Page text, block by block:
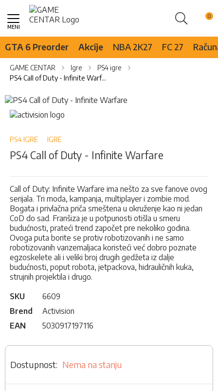
Pretraži
Skip
Content
GTA 6 Preorder Akcije NBA 2K27 FC 27
GAME CENTAR Igre
PS4 igre
PS4 Call of Duty - Infinite Warfare
Skip
to
the
of
images
Skip
to
beginning
the
gallery
PS4 IGRE IGRE
PS4 Call of Duty - Infinite Warfare
Call of Duty: Infinite Warfare ima nešto za sve fanove ovog
serijala. Tri moda, kampanja, multiplayer i zombie mod.
Bogata i privlačna priča smeštena u okruženje kao ni jedan
CoD do sad. Franšiza je u potpunosti otišla u smeru
budućnosti, prateći trend započet pre nekoliko godina.
Ovoga puta borite se protiv robotizovanih i ne samo
robotizovanih vanzemaljaca koristeći već dobro poznate
egzoskelete ali i veliki broj drugih gedžeta iz dalje
budućnosti, poput robota, jetpackova, hidrauličnih kuka,
strujnih projektila i drugo.
SKU
6609
Brend
Activision
EAN
5030917197116
Nema na stanju